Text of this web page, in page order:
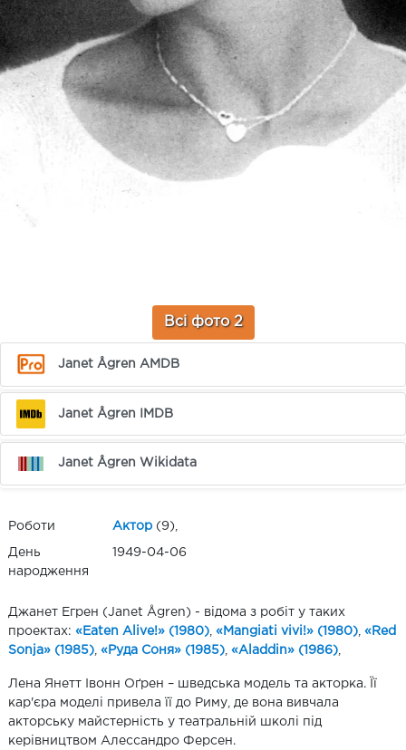
Всі фото 2
Janet Ågren AMDB
Janet Ågren IMDB
Janet Ågren Wikidata
Роботи Актор (9),
День
народження
1949-04-06
Джанет Егрен (Janet Ågren) - відома з робіт у таких
проектах: «Eaten Alive!» (1980) «Mangiati vivi!» (1980) «Red
Sonja» (1985) «Руда Соня» (1985) «Aladdin» (1986)
Лена Янетт Івонн Оґрен – шведська модель та акторка. Її
кар'єра моделі привела її до Риму, де вона вивчала
акторську майстерність у театральній школі під
керівництвом Алессандро Ферсен.